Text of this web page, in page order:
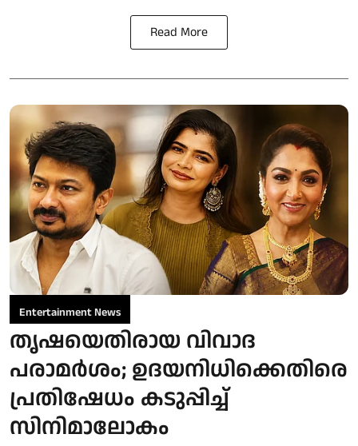
Read More
Entertainment News
തൃഷയെതിരായ വിവാദ
പരാമർശം; ഉദയനിധിക്കെതിരെ
പ്രതിഷേധം കടുപ്പിച്ച്
സിനിമാലോകം